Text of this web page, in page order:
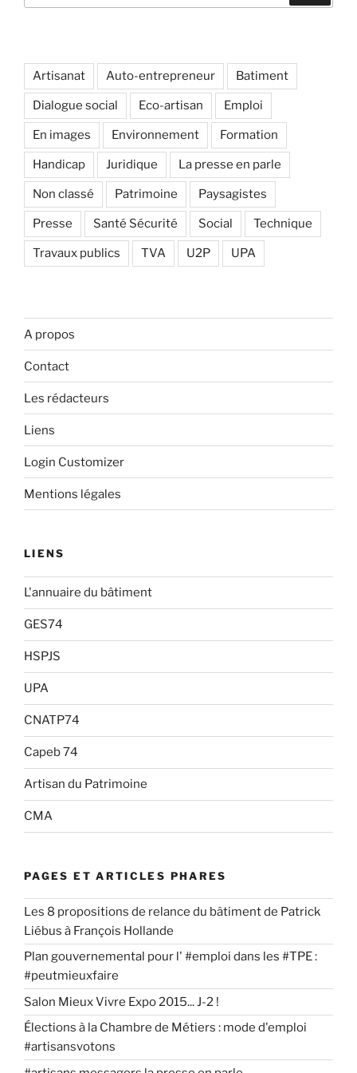
Artisanat Auto-entrepreneur Batiment
Dialogue social Eco-artisan Emploi
En images Environnement Formation
Handicap Juridique La presse en parle
Non classé Patrimoine Paysagistes
Presse Santé Sécurité Social Technique
Travaux publics TVA U2P UPA
A propos
Contact
Les rédacteurs
Liens
Login Customizer
Mentions légales
LIENS
L'annuaire du bâtiment
GES74
HSPJS
UPA
CNATP74
Capeb 74
Artisan du Patrimoine
CMA
PAGES ET ARTICLES PHARES
Les 8 propositions de relance du bâtiment de Patrick
Liébus à François Hollande
Plan gouvernemental pour l' #emploi dans les #TPE :
#peutmieuxfaire
Salon Mieux Vivre Expo 2015... J-2 !
Élections à la Chambre de Métiers : mode d'emploi
#artisansvotons